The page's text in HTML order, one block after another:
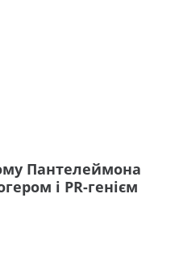
Пантелеймона
і PR-генієм